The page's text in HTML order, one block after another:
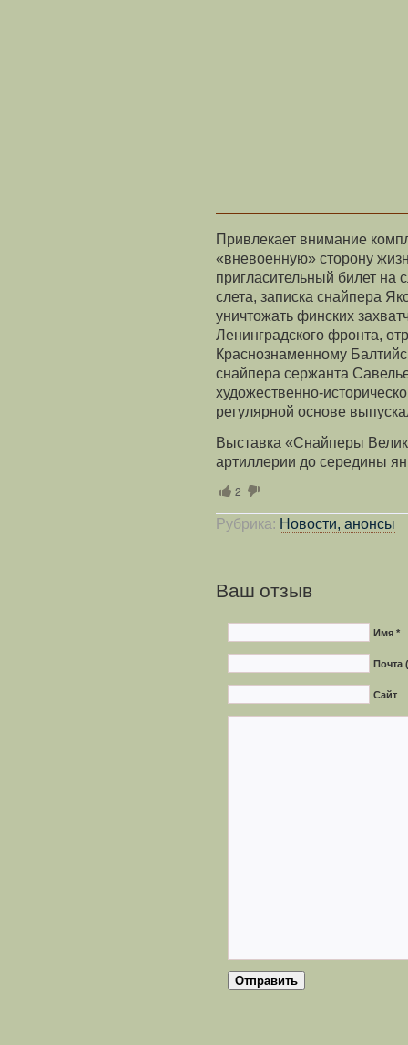
Привлекает внимание
«вневоенную» сторону
пригласительный билет на
слета, записка снайпера
уничтожать финских
Ленинградского фронта,
Краснознаменному
снайпера сержанта
художественно-
регулярной основе
Выставка «Снайперы
артиллерии до середины
2
Рубрика: Новости, анонсы
Ваш отзыв
Имя *
Почта
Сайт